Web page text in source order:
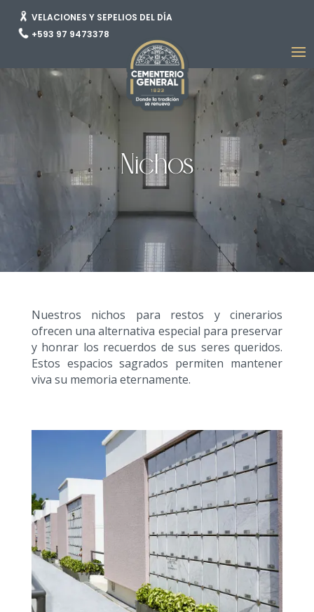
VELACIONES Y SEPELIOS DEL DÍA
+593 97 9473378
Nichos
Nuestros nichos para restos y cinerarios
ofrecen una alternativa especial para preservar
y honrar los recuerdos de sus seres queridos.
Estos espacios sagrados permiten mantener
viva su memoria eternamente.